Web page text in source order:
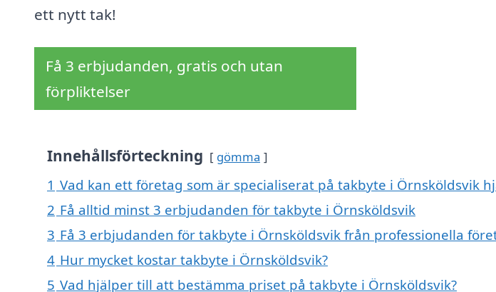
ett nytt tak!
Få 3 erbjudanden, gratis och utan
förpliktelser
Innehållsförteckning gömma
1 Vad kan ett företag som är specialiserat på takbyte i Örnsköldsvik
2 Få alltid minst 3 erbjudanden för takbyte i Örnsköldsvik
3 Få 3 erbjudanden för takbyte i Örnsköldsvik från professionella
4 Hur mycket kostar takbyte i Örnsköldsvik?
5 Vad hjälper till att bestämma priset på takbyte i Örnsköldsvik?